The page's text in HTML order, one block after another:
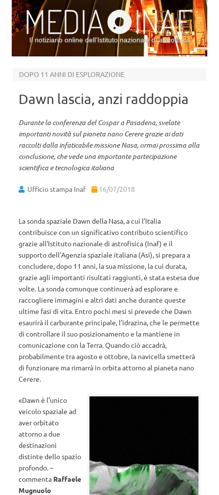
Il notiziario online dell’Istituto nazionale di astrofisica
DOPO 11 ANNI DI ESPLORAZIONE
Dawn lascia, anzi raddoppia
Durante la conferenza del Cospar a Pasadena, svelate
importanti novità sul pianeta nano Cerere grazie ai dati
raccolti dalla infaticabile missione Nasa, ormai prossima alla
conclusione, che vede una importante partecipazione
scientifica e tecnologica italiana
Ufficio stampa Inaf 16/07/2018
La sonda spaziale Dawn della Nasa, a cui l’Italia
contribuisce con un significativo contributo scientifico
grazie all’Istituto nazionale di astrofisica (Inaf) e il
supporto dell’Agenzia spaziale italiana (Asi), si prepara a
concludere, dopo 11 anni, la sua missione, la cui durata,
grazie agli importanti risultati raggiunti, è stata estesa due
volte. La sonda comunque continuerà ad esplorare e
raccogliere immagini e altri dati anche durante queste
ultime fasi di vita. Entro pochi mesi si prevede che Dawn
esaurirà il carburante principale, l’idrazina, che le permette
di controllare il suo posizionamento e la mantiene in
comunicazione con la Terra. Quando ciò accadrà,
probabilmente tra agosto e ottobre, la navicella smetterà
di funzionare ma rimarrà in orbita attorno al pianeta nano
Cerere.
«Dawn è l’unico
veicolo spaziale ad
aver orbitato
attorno a due
destinazioni
distinte dello spazio
profondo. –
commenta Raffaele
Mugnuolo